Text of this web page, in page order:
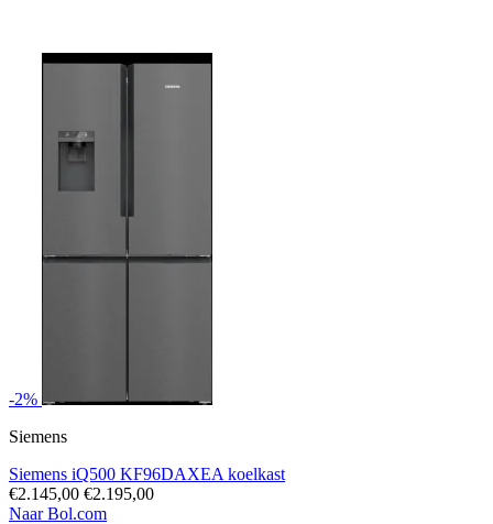
-2%
Siemens
Siemens iQ500 KF96DAXEA koelkast
€2.145,00 €2.195,00
Naar Bol.com